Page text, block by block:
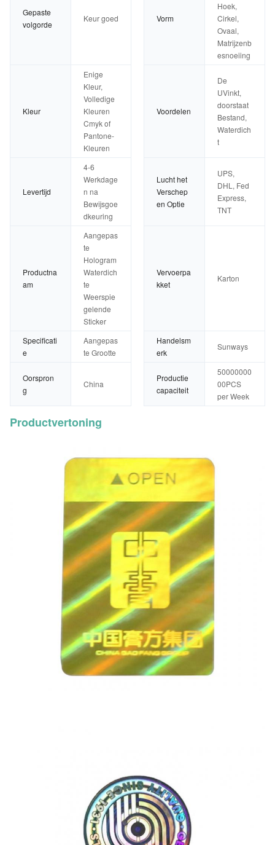
Gepaste
volgorde
Keur goed Vorm
Hoek,
Cirkel,
Ovaal,
Matrijzenb
esnoeiing
Kleur
Enige
Kleur,
Volledige
Kleuren
Cmyk of
Pantone-
Kleuren
Voordelen
De
UVinkt,
doorstaat
Bestand,
Waterdich
t
Levertijd
4-6
Werkdage
n na
Bewijsgoe
dkeuring
Lucht het
Verschep
en Optie
UPS,
DHL, Fed
Express,
TNT
Productna
am
Aangepas
te
Hologram
Waterdich
te
Weerspie
gelende
Sticker
Vervoerpa
kket
Karton
Specificati
e
Aangepas
te Grootte
Handelsm
erk
Sunways
Oorspron
g
China
Productie
capaciteit
50000000
00PCS
per Week
Productvertoning